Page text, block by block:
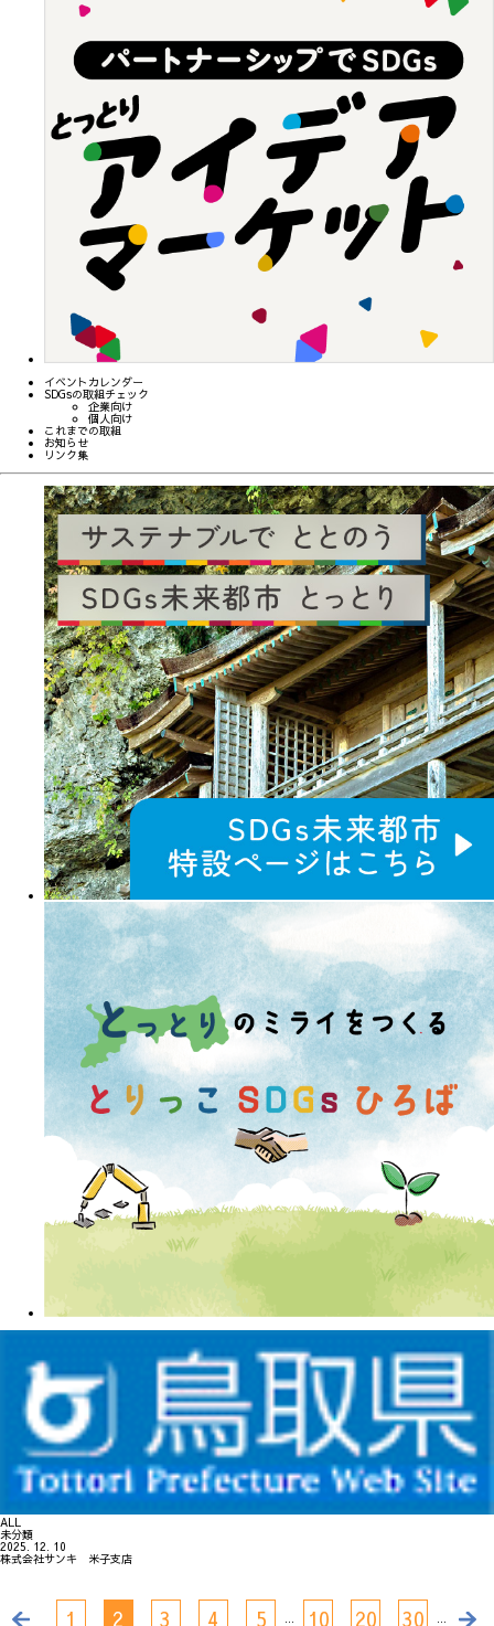
イベントカレンダー
SDGsの取組チェック
企業向け
個人向け
これまでの取組
お知らせ
リンク集
ALL
未分類
2025. 12. 10
株式会社サンキ 米子支店
1 2 3 4 5 ... 10 20 30 ...